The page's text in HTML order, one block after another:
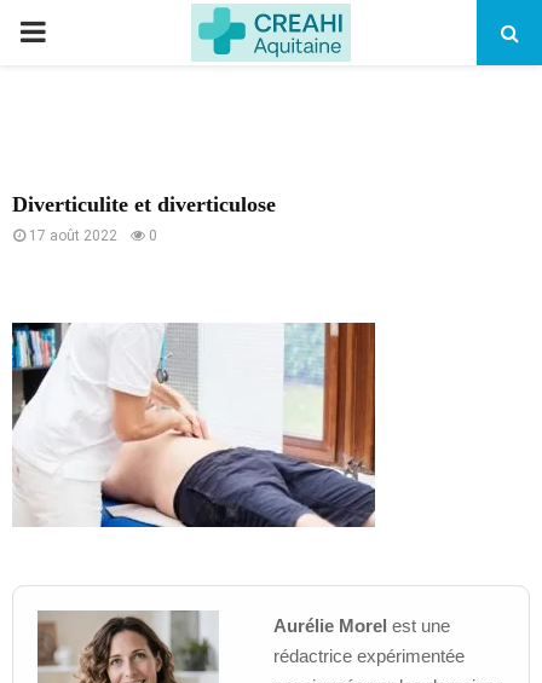
PRIMARY
Diverticulite et diverticulose
17 août 2022 0
Aurélie Morel est une
rédactrice expérimentée